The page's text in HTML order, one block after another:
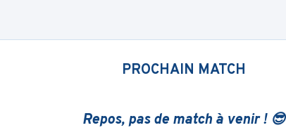
PROCHAIN MATCH
Repos, pas de match à venir ! 😎